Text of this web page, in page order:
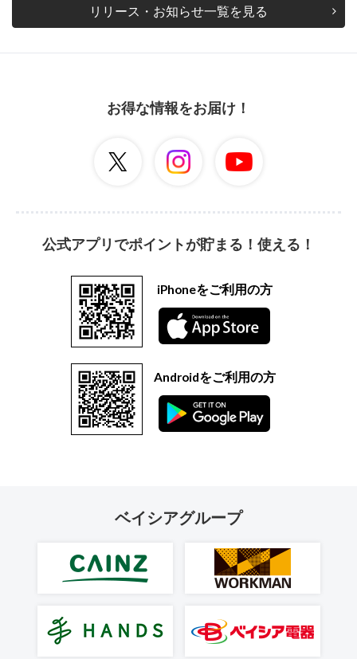
リリース・お知らせ一覧を見る
お得な情報をお届け！
公式アプリでポイントが貯まる！使える！
iPhoneをご利用の方
Androidをご利用の方
ベイシアグループ